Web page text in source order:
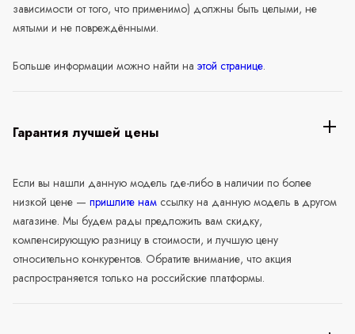
зависимости от того, что применимо) должны быть целыми, не
мятыми и не повреждёнными.
Больше информации можно найти на этой странице.
Гарантия лучшей цены
Если вы нашли данную модель где-либо в наличии по более
низкой цене — пришлите нам ссылку на данную модель в другом
магазине. Мы будем рады предложить вам скидку,
компенсирующую разницу в стоимости, и лучшую цену
относительно конкурентов. Обратите внимание, что акция
распространяется только на российские платформы.